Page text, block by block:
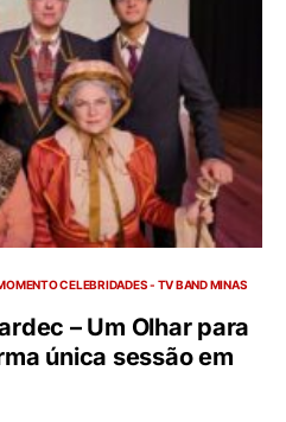
CELEBRIDADES - TV BAND MINAS
– Um Olhar para
única sessão em